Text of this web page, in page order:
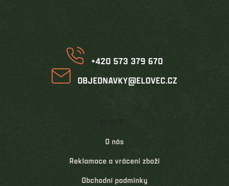
+420 573 379 670
OBJEDNAVKY@ELOVEC.CZ
O nás
Reklamace a vrácení zboží
Obchodní podmínky